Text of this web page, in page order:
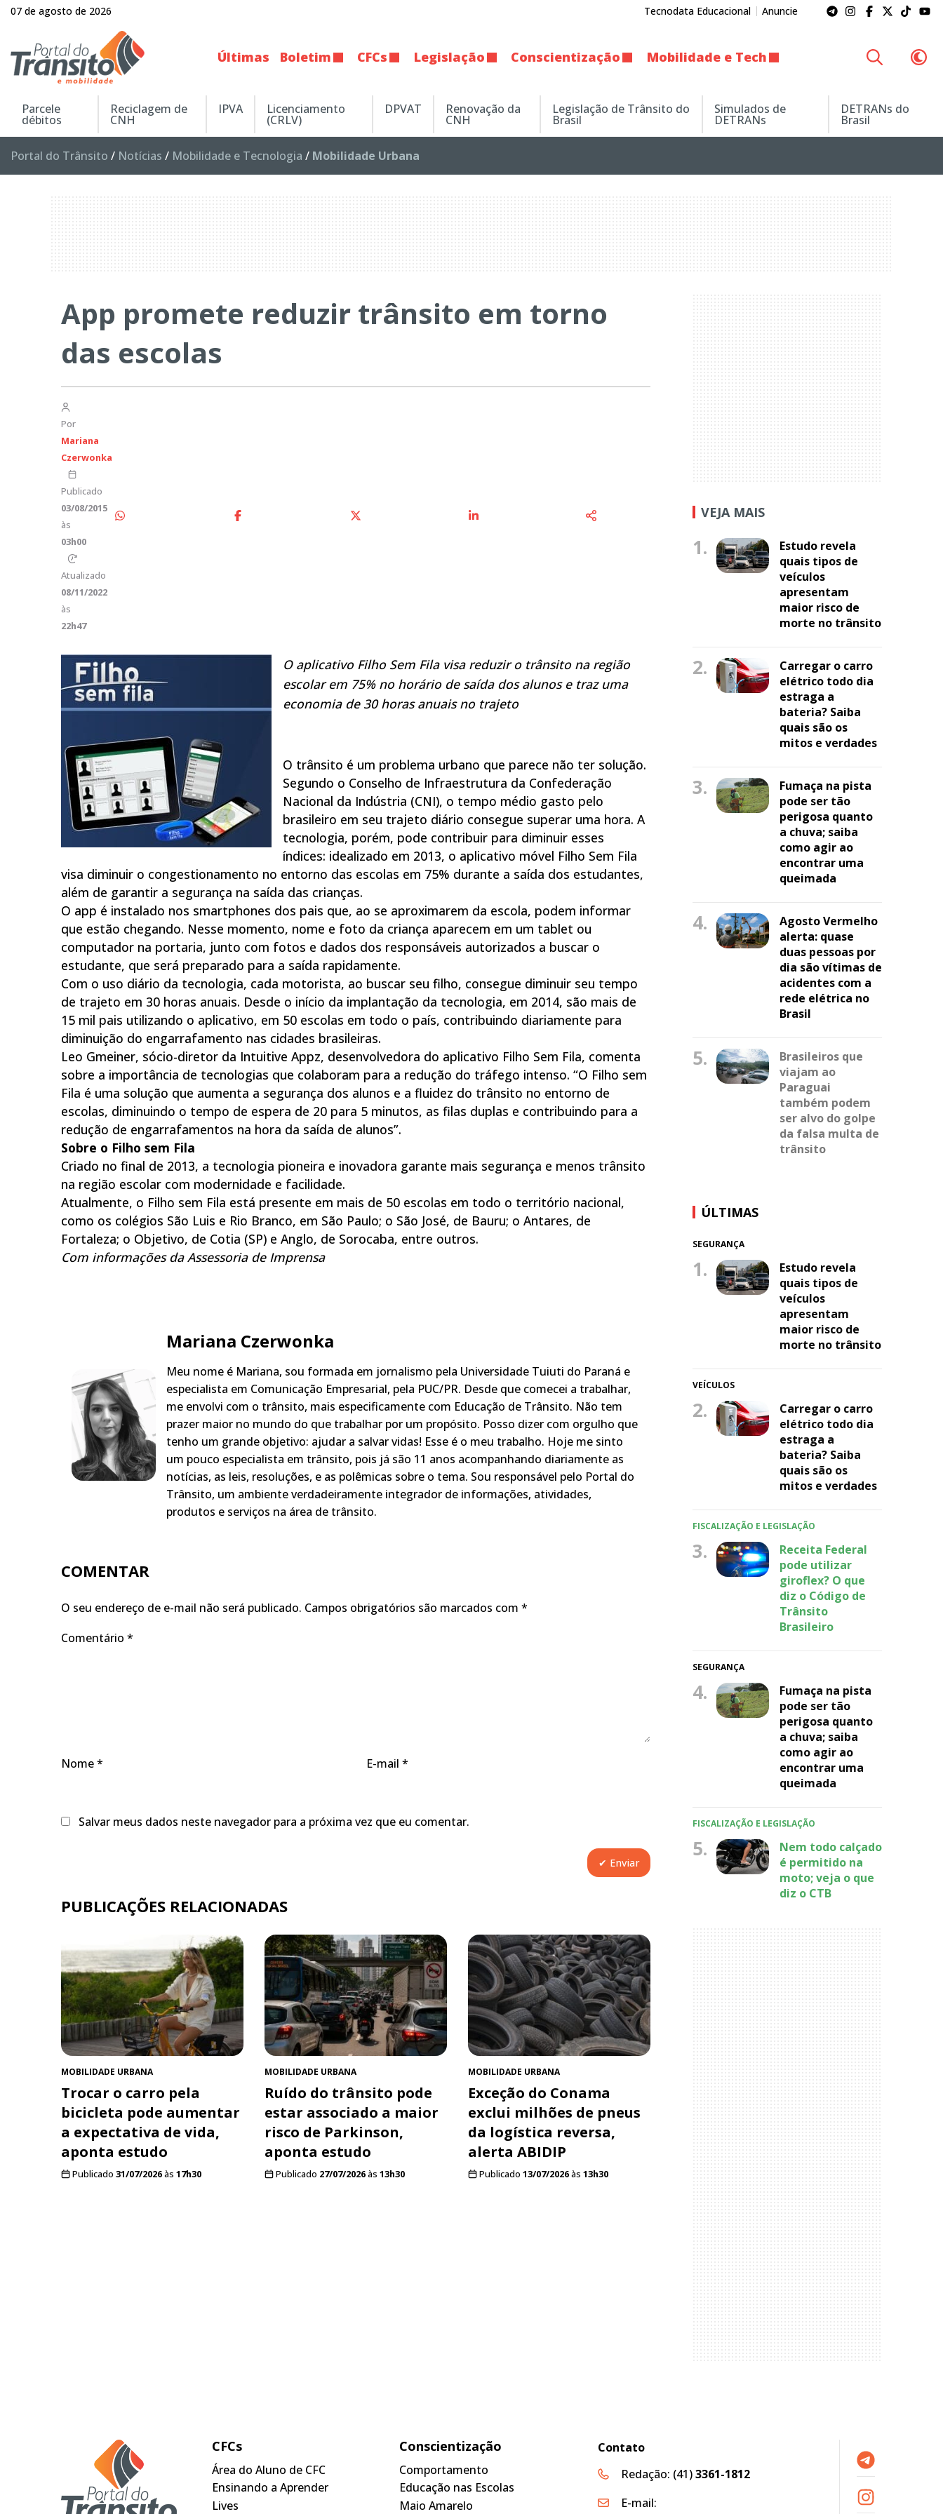
07 de agosto de 2026 Tecnodata Educacional Anuncie
Últimas Boletim CFCs Legislação Conscientização Mobilidade e Tech
Parcele
débitos
Reciclagem de
CNH
IPVA Licenciamento
(CRLV)
DPVAT Renovação da
CNH
Legislação de Trânsito do
Brasil
Simulados de
DETRANs
DETRANs do
Brasil
Portal do Trânsito / Notícias / Mobilidade e Tecnologia / Mobilidade Urbana
App promete reduzir trânsito em torno
das escolas
Por
Mariana
Czerwonka
Publicado
03/08/2015
às
03h00
Atualizado
08/11/2022
às
22h47
O aplicativo Filho Sem Fila visa reduzir o trânsito na região
escolar em 75% no horário de saída dos alunos e traz uma
economia de 30 horas anuais no trajeto
O trânsito é um problema urbano que parece não ter solução.
Segundo o Conselho de Infraestrutura da Confederação
Nacional da Indústria (CNI), o tempo médio gasto pelo
brasileiro em seu trajeto diário consegue superar uma hora. A
tecnologia, porém, pode contribuir para diminuir esses
índices: idealizado em 2013, o aplicativo móvel Filho Sem Fila
visa diminuir o congestionamento no entorno das escolas em 75% durante a saída dos estudantes,
além de garantir a segurança na saída das crianças.
O app é instalado nos smartphones dos pais que, ao se aproximarem da escola, podem informar
que estão chegando. Nesse momento, nome e foto da criança aparecem em um tablet ou
computador na portaria, junto com fotos e dados dos responsáveis autorizados a buscar o
estudante, que será preparado para a saída rapidamente.
Com o uso diário da tecnologia, cada motorista, ao buscar seu filho, consegue diminuir seu tempo
de trajeto em 30 horas anuais. Desde o início da implantação da tecnologia, em 2014, são mais de
15 mil pais utilizando o aplicativo, em 50 escolas em todo o país, contribuindo diariamente para
diminuição do engarrafamento nas cidades brasileiras.
Leo Gmeiner, sócio-diretor da Intuitive Appz, desenvolvedora do aplicativo Filho Sem Fila, comenta
sobre a importância de tecnologias que colaboram para a redução do tráfego intenso. “O Filho sem
Fila é uma solução que aumenta a segurança dos alunos e a fluidez do trânsito no entorno de
escolas, diminuindo o tempo de espera de 20 para 5 minutos, as filas duplas e contribuindo para a
redução de engarrafamentos na hora da saída de alunos”.
Sobre o Filho sem Fila
Criado no final de 2013, a tecnologia pioneira e inovadora garante mais segurança e menos trânsito
na região escolar com modernidade e facilidade.
Atualmente, o Filho sem Fila está presente em mais de 50 escolas em todo o território nacional,
como os colégios São Luis e Rio Branco, em São Paulo; o São José, de Bauru; o Antares, de
Fortaleza; o Objetivo, de Cotia (SP) e Anglo, de Sorocaba, entre outros.
Com informações da Assessoria de Imprensa
Mariana Czerwonka
Meu nome é Mariana, sou formada em jornalismo pela Universidade Tuiuti do Paraná e
especialista em Comunicação Empresarial, pela PUC/PR. Desde que comecei a trabalhar,
me envolvi com o trânsito, mais especificamente com Educação de Trânsito. Não tem
prazer maior no mundo do que trabalhar por um propósito. Posso dizer com orgulho que
tenho um grande objetivo: ajudar a salvar vidas! Esse é o meu trabalho. Hoje me sinto
um pouco especialista em trânsito, pois já são 11 anos acompanhando diariamente as
notícias, as leis, resoluções, e as polêmicas sobre o tema. Sou responsável pelo Portal do
Trânsito, um ambiente verdadeiramente integrador de informações, atividades,
produtos e serviços na área de trânsito.
COMENTAR
O seu endereço de e-mail não será publicado. Campos obrigatórios são marcados com *
Comentário *
Nome* E-mail *
Salvar meus dados neste navegador para a próxima vez que eu comentar.
PUBLICAÇÕES RELACIONADAS
MOBILIDADE URBANA
Trocar o carro pela
bicicleta pode aumentar
a expectativa de vida,
aponta estudo
Publicado 31/07/2026às 17h30
MOBILIDADE URBANA
Ruído do trânsito pode
estar associado a maior
risco de Parkinson,
aponta estudo
Publicado 27/07/2026às 13h30
MOBILIDADE URBANA
Exceção do Conama
exclui milhões de pneus
da logística reversa,
alerta ABIDIP
Publicado 13/07/2026às 13h30
VEJA MAIS
1.
Estudo revela
quais tipos de
veículos
apresentam
maior risco de
morte no trânsito
2.
Carregar o carro
elétrico todo dia
estraga a
bateria? Saiba
quais são os
mitos e verdades
3.
Fumaça na pista
pode ser tão
perigosa quanto
a chuva; saiba
como agir ao
encontrar uma
queimada
4.
Agosto Vermelho
alerta: quase
duas pessoas por
dia são vítimas de
acidentes com a
rede elétrica no
Brasil
5.
Brasileiros que
viajam ao
Paraguai
também podem
ser alvo do golpe
da falsa multa de
trânsito
ÚLTIMAS
SEGURANÇA
1.
Estudo revela
quais tipos de
veículos
apresentam
maior risco de
morte no trânsito
VEÍCULOS
2.
Carregar o carro
elétrico todo dia
estraga a
bateria? Saiba
quais são os
mitos e verdades
FISCALIZAÇÃO E LEGISLAÇÃO
3.
Receita Federal
pode utilizar
giroflex? O que
diz o Código de
Trânsito
Brasileiro
SEGURANÇA
4.
Fumaça na pista
pode ser tão
perigosa quanto
a chuva; saiba
como agir ao
encontrar uma
queimada
FISCALIZAÇÃO E LEGISLAÇÃO
5.
Nem todo calçado
é permitido na
moto; veja o que
diz o CTB
CFCs
Área do Aluno de CFC
Ensinando a Aprender
Lives
Conscientização
Comportamento
Educação nas Escolas
Maio Amarelo
Contato
Redação: (41)3361-1812
E-mail: